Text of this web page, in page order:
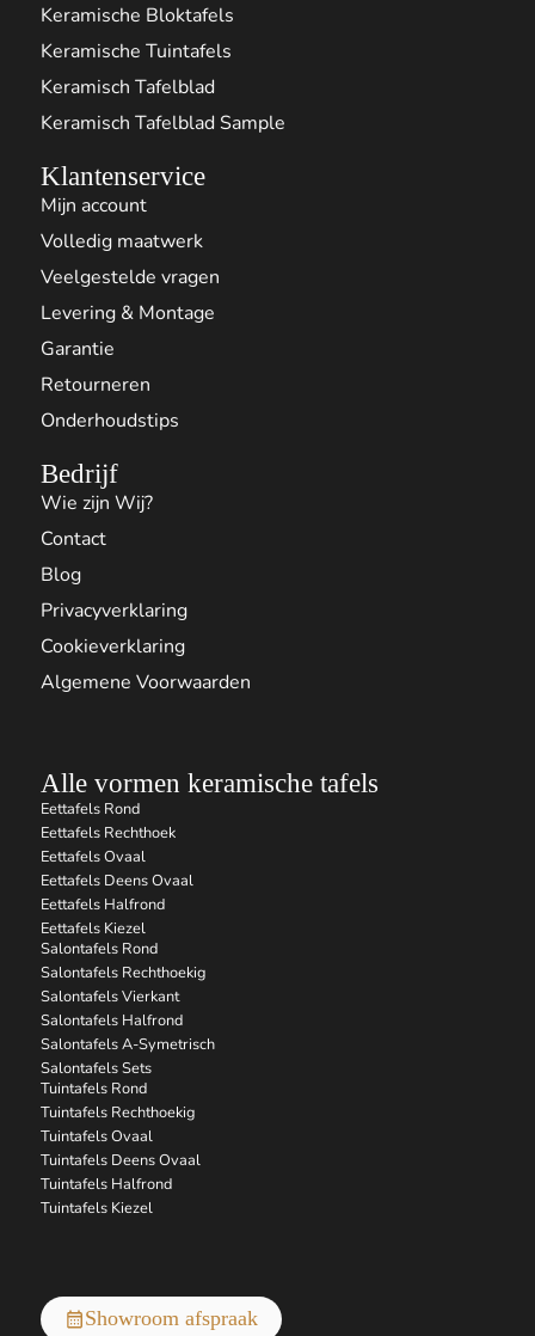
Keramische Bloktafels
Keramische Tuintafels
Keramisch Tafelblad
Keramisch Tafelblad Sample
Klantenservice
Mijn account
Volledig maatwerk
Veelgestelde vragen
Levering & Montage
Garantie
Retourneren
Onderhoudstips
Bedrijf
Wie zijn Wij?
Contact
Blog
Privacyverklaring
Cookieverklaring
Algemene Voorwaarden
Alle vormen keramische tafels
Eettafels Rond
Eettafels Rechthoek
Eettafels Ovaal
Eettafels Deens Ovaal
Eettafels Halfrond
Eettafels Kiezel
Salontafels Rond
Salontafels Rechthoekig
Salontafels Vierkant
Salontafels Halfrond
Salontafels A-Symetrisch
Salontafels Sets
Tuintafels Rond
Tuintafels Rechthoekig
Tuintafels Ovaal
Tuintafels Deens Ovaal
Tuintafels Halfrond
Tuintafels Kiezel
Showroom afspraak